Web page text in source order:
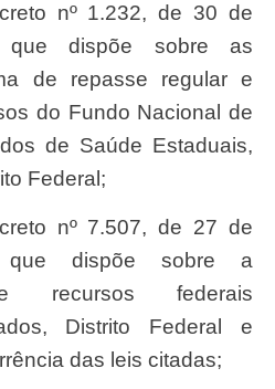
dispõe sobre as
de repasse regular e
do Fundo Nacional de
de Saúde Estaduais,
Federal;
dispõe sobre a
recursos federais
Distrito Federal e
das leis citadas;